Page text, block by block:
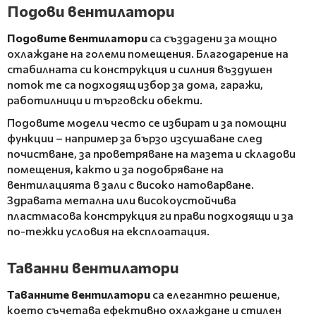
Подови вентилатори
Подовите вентилатори са създадени за мощно
охлаждане на големи помещения. Благодарение на
стабилната си конструкция и силния въздушен
поток те са подходящ избор за дома, гаражи,
работилници и търговски обекти.
Подовите модели често се избират и за помощни
функции – например за бързо изсушаване след
почистване, за проветряване на мазета и складови
помещения, както и за подобряване на
вентилацията в зали с високо натоварване.
Здравата метална или високоустойчива
пластмасова конструкция ги прави подходящи и за
по-тежки условия на експлоатация.
Таванни вентилатори
Таванните вентилатори са елегантно решение,
което съчетава ефективно охлаждане и стилен